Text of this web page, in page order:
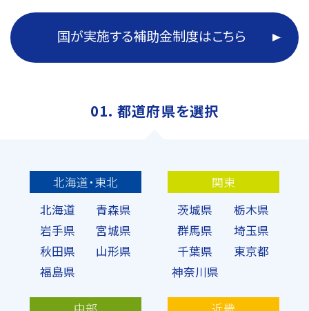
国が実施する補助金制度はこちら
01. 都道府県を選択
北海道・東北
北海道
岩手県
秋田県
福島県
青森県
宮城県
山形県
関東
茨城県
群馬県
千葉県
神奈川県
栃木県
埼玉県
東京都